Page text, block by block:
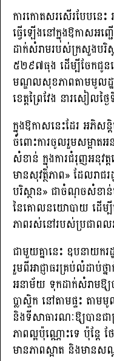
ការកោតសរសើរបែបនេ
ធ្វើឡើងនៅក្នុងឱកាសអ
ដាក់សំរាមរបស់ក្រសួងបរិស្
៥២៩៧ធុង ដើម្បីចែកជូន
មណ្ឌលសុខភាពតាមមូលដ្
ខេត្តព្រៃវែង នារសៀលថ្
ក្នុងឱកាសនេះដែរ អភិស
ចំពោះការចូលរួមសម្អាត
សំខាន់ ក្នុងការជំរុញអនុ
មានសុវត្ថិភាព» ដែលរា
បរិស្ថាន» ជាចំណុចសំខ
នៃគោលនយោបាយ ដើ
ភាពរស់នៅរបស់ប្រជាពល
ជាមួយគ្នានេះ ឧបនាយ
រួមពីអាជ្ញាធរគ្រប់លំដាប់ថ្ន
អនាម័យ ទុកដាក់សំរាមឱ្យ
ប្លាស្ទិក នៅតាមផ្ទះ តាម
និងទីសាធារណៈឱ្យបានជ
ភាពល្អប៉ុណ្ណោះទេ ប៉ុន្ត
មានភាពស្អាត និងមានស